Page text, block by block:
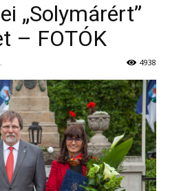
„Solymárért”
– FOTÓK
4938